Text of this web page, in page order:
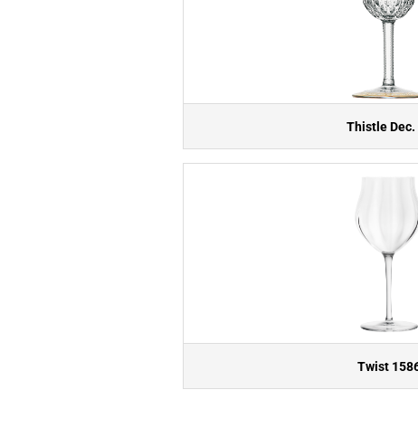
Thistle Dec.
Twist